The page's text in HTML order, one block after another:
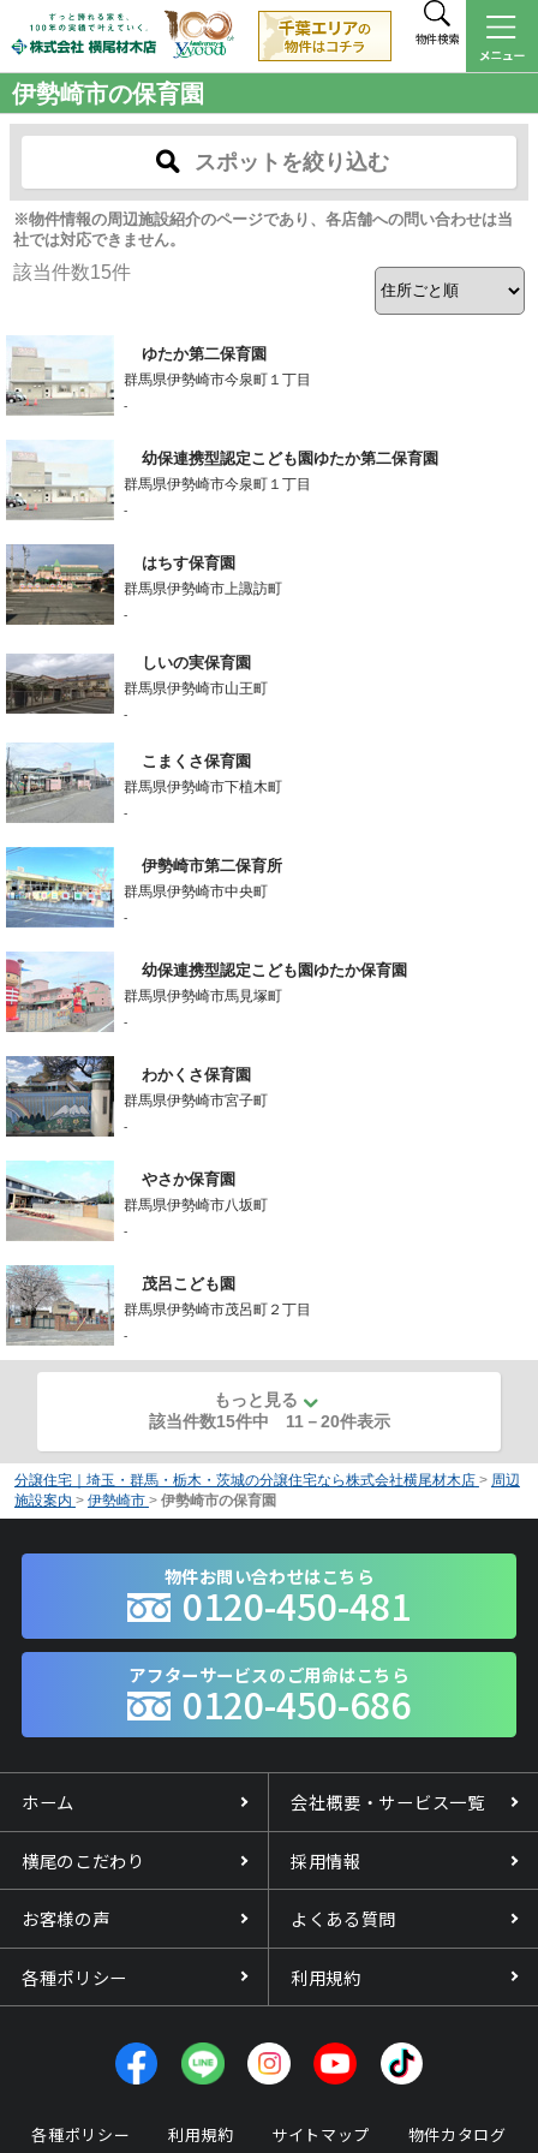
物件検索
伊勢崎市の保育園
スポットを絞り込む
※物件情報の周辺施設紹介のページであり、各店舗への問い合わせは当
社では対応できません。
該当件数15件
ゆたか第二保育園
群馬県伊勢崎市今泉町１丁目
-
幼保連携型認定こども園ゆたか第二保育園
群馬県伊勢崎市今泉町１丁目
-
はちす保育園
群馬県伊勢崎市上諏訪町
-
しいの実保育園
群馬県伊勢崎市山王町
-
こまくさ保育園
群馬県伊勢崎市下植木町
-
伊勢崎市第二保育所
群馬県伊勢崎市中央町
-
幼保連携型認定こども園ゆたか保育園
群馬県伊勢崎市馬見塚町
-
わかくさ保育園
群馬県伊勢崎市宮子町
-
やさか保育園
群馬県伊勢崎市八坂町
-
茂呂こども園
群馬県伊勢崎市茂呂町２丁目
-
もっと見る
該当件数15件中 11 －20件表示
分譲住宅｜埼玉・群馬・栃木・茨城の分譲住宅なら株式会社横尾材木店 > 周辺
施設案内 > 伊勢崎市 > 伊勢崎市の保育園
物件お問い合わせはこちら
0120-450-481
アフターサービスのご用命はこちら
0120-450-686
ホーム 会社概要・サービス一覧
横尾のこだわり 採用情報
お客様の声 よくある質問
各種ポリシー 利用規約
各種ポリシー 利用規約 サイトマップ 物件カタログ